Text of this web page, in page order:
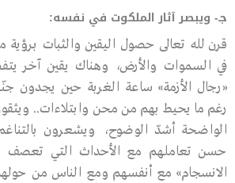
جـ- ويبصر آثار الملكوت في نفسه:
قرن ﷲ تعالى حصول اليقين والثبات برؤية
في السموات والأرض، وهناك يقين آخر
«رجال الأزمة» ساعة الغربة حين يجدون
رغم ما يحيط بهم من محن وابتلاءات..
الواضحة أشدّ الوضوح، ويشعرون
حسن تعاملهم مع الأحداث التي تعصف
الانسجام» مع أنفسهم ومع الناس من